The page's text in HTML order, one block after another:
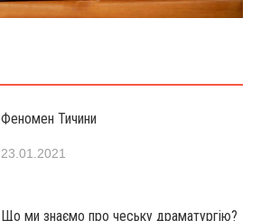
Феномен Тичини
23.01.2021
Що ми знаємо про чеську драматургію?